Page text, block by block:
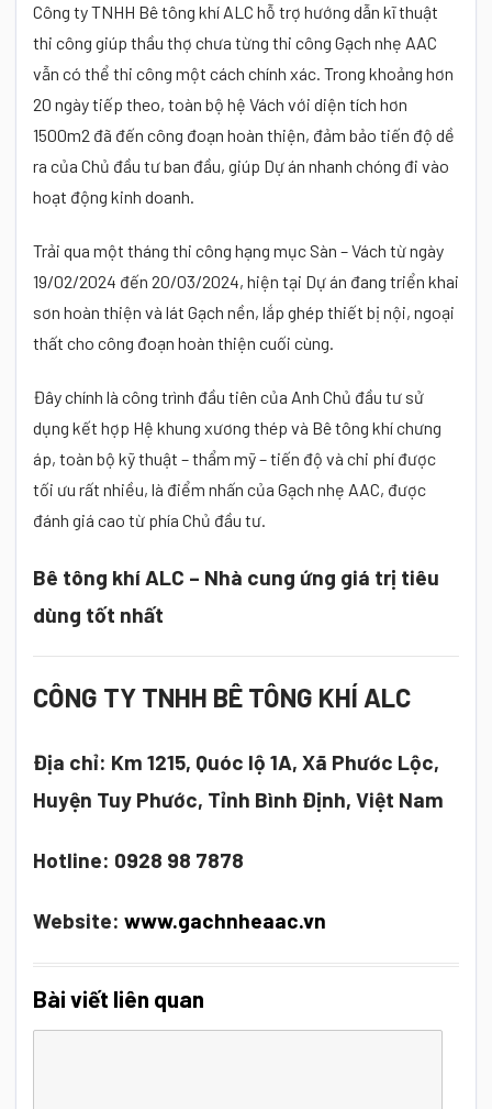
Công ty TNHH Bê tông khí ALC hỗ trợ hướng dẫn kĩ thuật
thi công giúp thầu thợ chưa từng thi công Gạch nhẹ AAC
vẫn có thể thi công một cách chính xác. Trong khoảng hơn
20 ngày tiếp theo, toàn bộ hệ Vách với diện tích hơn
1500m2 đã đến công đoạn hoàn thiện, đảm bảo tiến độ dề
ra của Chủ đầu tư ban đầu, giúp Dự án nhanh chóng đi vào
hoạt động kinh doanh.
Trải qua một tháng thi công hạng mục Sàn – Vách từ ngày
19/02/2024 đến 20/03/2024, hiện tại Dự án đang triển khai
sơn hoàn thiện và lát Gạch nền, lắp ghép thiết bị nội, ngoại
thất cho công đoạn hoàn thiện cuối cùng.
Đây chính là công trình đầu tiên của Anh Chủ đầu tư sử
dụng kết hợp Hệ khung xương thép và Bê tông khí chưng
áp, toàn bộ kỹ thuật – thẩm mỹ – tiến độ và chi phí được
tối ưu rất nhiều, là điểm nhấn của Gạch nhẹ AAC, được
đánh giá cao từ phía Chủ đầu tư.
Bê tông khí ALC – Nhà cung ứng giá trị tiêu
dùng tốt nhất
CÔNG TY TNHH BÊ TÔNG KHÍ ALC
Địa chỉ: Km 1215, Quóc lộ 1A, Xã Phước Lộc,
Huyện Tuy Phước, Tỉnh Bình Định, Việt Nam
Hotline: 0928 98 7878
Website: www.gachnheaac.vn
Bài viết liên quan